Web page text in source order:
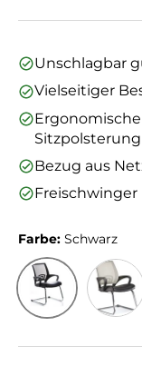
Unschlagbar
Vielseitiger
Sitzpolsterung
Bezug aus
Freischwinger
Farbe: Schwarz
Schwarz